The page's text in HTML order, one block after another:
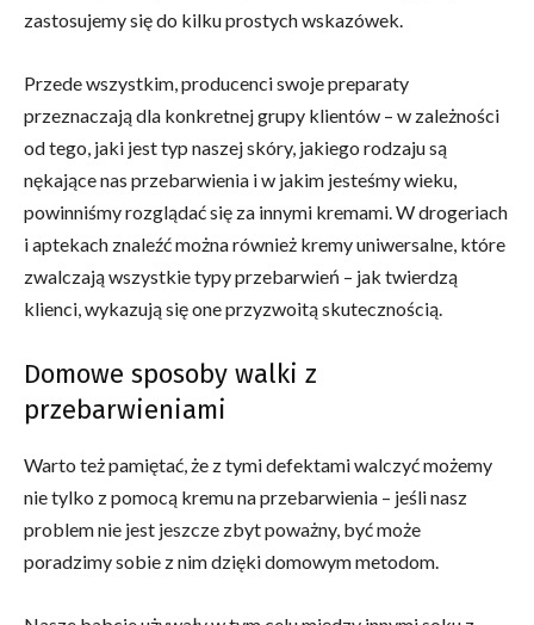
zastosujemy się do kilku prostych wskazówek.
Przede wszystkim, producenci swoje preparaty
przeznaczają dla konkretnej grupy klientów – w zależności
od tego, jaki jest typ naszej skóry, jakiego rodzaju są
nękające nas przebarwienia i w jakim jesteśmy wieku,
powinniśmy rozglądać się za innymi kremami. W drogeriach
i aptekach znaleźć można również kremy uniwersalne, które
zwalczają wszystkie typy przebarwień – jak twierdzą
klienci, wykazują się one przyzwoitą skutecznością.
Domowe sposoby walki z
przebarwieniami
Warto też pamiętać, że z tymi defektami walczyć możemy
nie tylko z pomocą kremu na przebarwienia – jeśli nasz
problem nie jest jeszcze zbyt poważny, być może
poradzimy sobie z nim dzięki domowym metodom.